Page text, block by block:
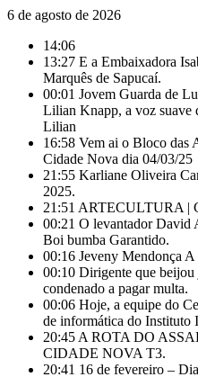
6 de agosto de 2026
14:06
13:27 E a Embaixadora
Marquês de Sapucaí.
00:01 Jovem Guarda de
Lilian Knapp, a voz suave
Lilian
16:58 Vem ai o Bloco das
Cidade Nova dia 04/03/25
21:55 Karliane Oliveira
2025.
21:51 ARTECULTURA |
00:21 O levantador David
Boi bumba Garantido.
00:16 Jeveny Mendonça A
00:10 Dirigente que beijou
condenado a pagar multa.
00:06 Hoje, a equipe do
de informática do Instituto
20:45 A ROTA DO
CIDADE NOVA T3.
20:41 16 de fevereiro –